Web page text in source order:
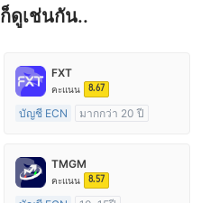
ก็ดูเช่นกัน..
FXT
คะแนน 8.67
บัญชี ECN
มากกว่า 20 ปี
ใบอนุญาต MT4 แบบเต็ม
TMGM
คะแนน 8.57